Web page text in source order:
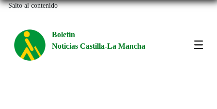
Salto al contenido
Boletín
Noticias Castilla-La Mancha